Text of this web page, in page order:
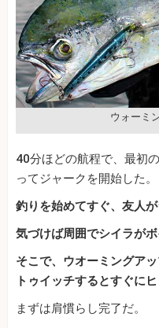
ウォーミ
40分ほどの航程で、最初
ってジャークを開始した。
釣りを始めてすぐ、友人が
気づけば周囲でシイラがボ
そこで、ウオーミングア
トゥイッチするとすぐにヒ
まずは肩慣らし完了だ。